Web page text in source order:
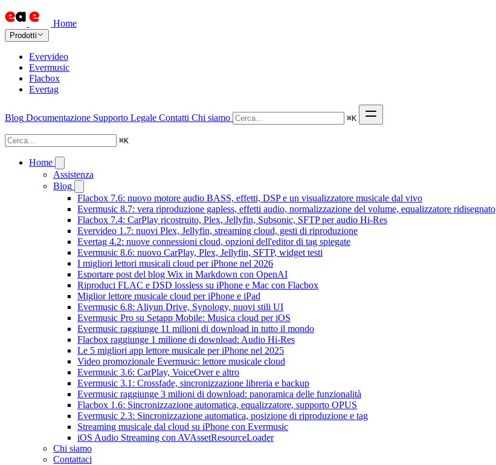
Home
Prodotti
Evervideo
Evermusic
Flacbox
Evertag
Blog Documentazione Supporto Legale Contatti Chi siamo ⌘K
⌘K
Home
Assistenza
Blog
Flacbox 7.6: nuovo motore audio BASS, effetti, DSP e un visualizzatore musicale dal vivo
Evermusic 8.7: vera riproduzione gapless, effetti audio, normalizzazione del volume, equalizzatore ridisegnato
Flacbox 7.4: CarPlay ricostruito, Plex, Jellyfin, Subsonic, SFTP per audio Hi-Res
Evervideo 1.7: nuovi Plex, Jellyfin, streaming cloud, gesti di riproduzione
Evertag 4.2: nuove connessioni cloud, opzioni dell'editor di tag spiegate
Evermusic 8.6: nuovo CarPlay, Plex, Jellyfin, SFTP, widget testi
I migliori lettori musicali cloud per iPhone nel 2026
Esportare post del blog Wix in Markdown con OpenAI
Riproduci FLAC e DSD lossless su iPhone e Mac con Flacbox
Miglior lettore musicale cloud per iPhone e iPad
Evermusic 6.8: Aliyun Drive, Synology, nuovi stili UI
Evermusic Pro su Setapp Mobile: Musica cloud per iOS
Evermusic raggiunge 11 milioni di download in tutto il mondo
Flacbox raggiunge 1 milione di download: Audio Hi-Res
Le 5 migliori app lettore musicale per iPhone nel 2025
Video promozionale Evermusic: lettore musicale cloud
Evermusic 3.6: CarPlay, VoiceOver e altro
Evermusic 3.1: Crossfade, sincronizzazione libreria e backup
Evermusic raggiunge 3 milioni di download: panoramica delle funzionalità
Flacbox 1.6: Sincronizzazione automatica, equalizzatore, supporto OPUS
Evermusic 2.3: Sincronizzazione automatica, posizione di riproduzione e tag
Streaming musicale dal cloud su iPhone con Evermusic
iOS Audio Streaming con AVAssetResourceLoader
Chi siamo
Contattaci